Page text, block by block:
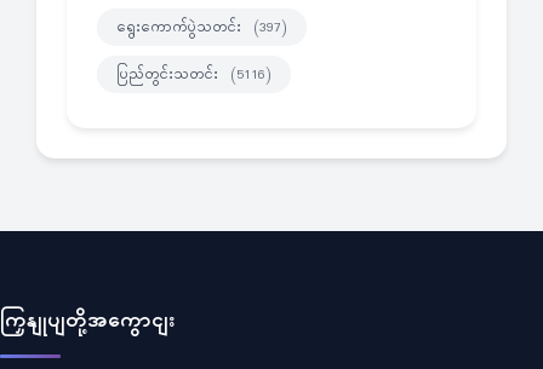
ရွေးကောက်ပွဲသတင်း (397)
ပြည်တွင်းသတင်း (5116)
ကြှနျုပျတို့အကွောငျး